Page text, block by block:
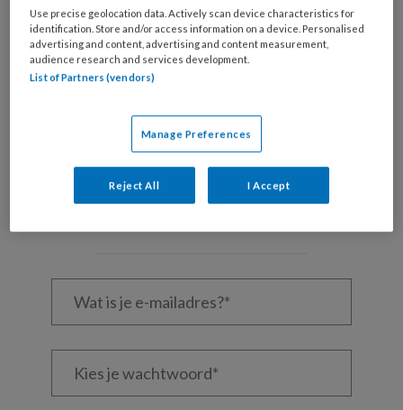
REGISTREREN
Wil je dit artikel lezen?
Maak gratis een account aan en lees 2
artikelen gratis per maand
Wat
Kies
Use precise geolocation data. Actively scan device characteristics for
identification. Store and/or access information on a device. Personalised
advertising and content, advertising and content measurement,
audience research and services development.
List of Partners (vendors)
Manage Preferences
Reject All I Accept